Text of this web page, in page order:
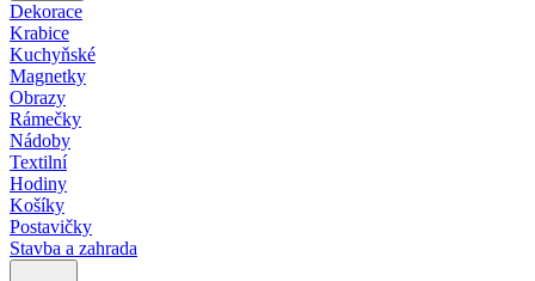
Dekorace
Krabice
Kuchyňské
Magnetky
Obrazy
Rámečky
Nádoby
Textilní
Hodiny
Košíky
Postavičky
Stavba a zahrada